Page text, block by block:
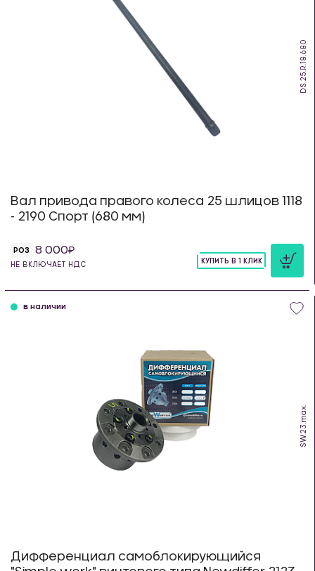
DS.25.R.18.680
Вал привода правого колеса 25 шлицов 1118
- 2190 Спорт (680 мм)
РОЗ 8 000
НЕ ВКЛЮЧАЕТ НДС
КУПИТЬ В 1 КЛИК
SW.23.max.
в наличии
Дифференциал самоблокирующийся